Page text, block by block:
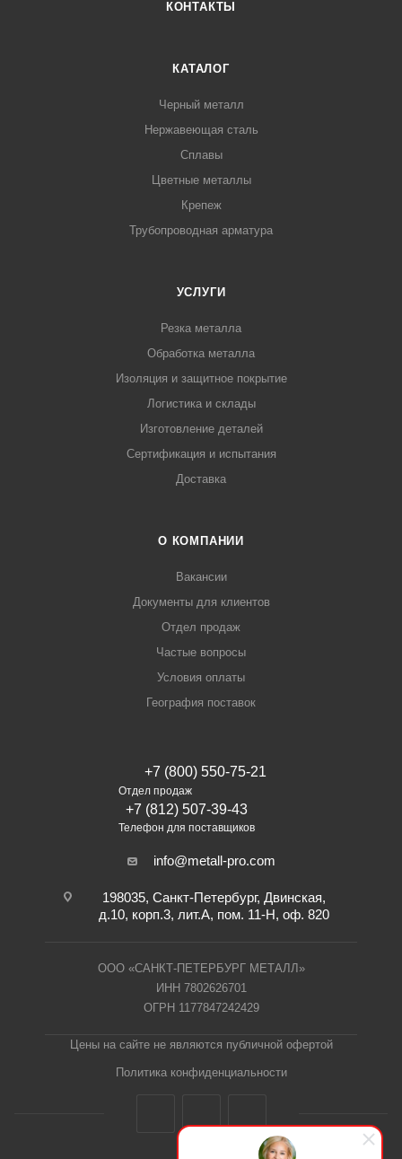
КОНТАКТЫ
КАТАЛОГ
Черный металл
Нержавеющая сталь
Сплавы
Цветные металлы
Крепеж
Трубопроводная арматура
УСЛУГИ
Резка металла
Обработка металла
Изоляция и защитное покрытие
Логистика и склады
Изготовление деталей
Сертификация и испытания
Доставка
О КОМПАНИИ
Вакансии
Документы для клиентов
Отдел продаж
Частые вопросы
Условия оплаты
География поставок
+7 (800) 550-75-21
Отдел продаж
+7 (812) 507-39-43
Телефон для поставщиков
info@metall-pro.com
198035, Санкт-Петербург, Двинская,
д.10, корп.3, лит.А, пом. 11-Н, оф. 820
ООО «САНКТ-ПЕТЕРБУРГ МЕТАЛЛ»
ИНН 7802626701
ОГРН 1177847242429
Цены на сайте не являются публичной офертой
Политика конфиденциальности